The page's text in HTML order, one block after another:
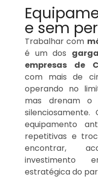
e sem
Trabalhar com
é um dos
empresas de
com mais de
operando no
mas drenam o
equipamento
repetitivas e
encontrar,
investimento
estratégica do